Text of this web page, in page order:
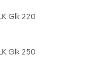
Glk 220
Glk 250